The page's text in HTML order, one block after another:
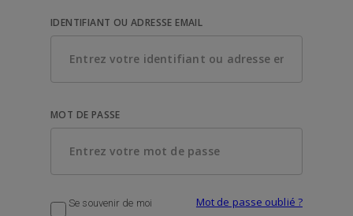
IDENTIFIANT OU ADRESSE EMAIL
MOT DE PASSE
Se souvenir de moi Mot de passe oublié ?